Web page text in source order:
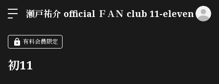
瀬戸祐介 official ＦＡＮ club 11-eleven-
有料会員限定
初11